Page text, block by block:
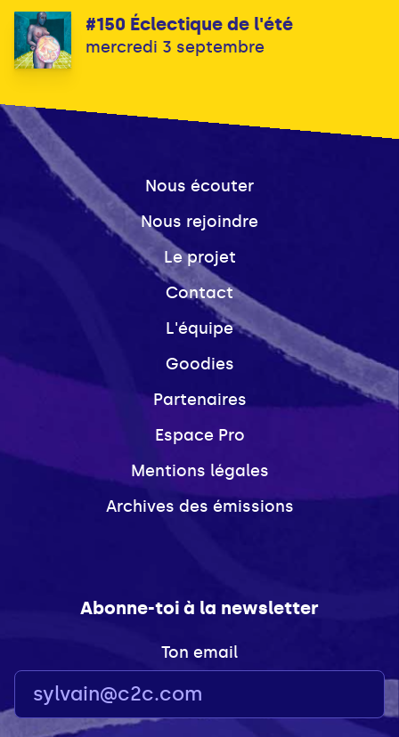
#150 Éclectique de l'été
mercredi 3 septembre
Nous écouter
Nous rejoindre
Le projet
Contact
L'équipe
Goodies
Partenaires
Espace Pro
Mentions légales
Archives des émissions
Abonne-toi à la newsletter
Ton email